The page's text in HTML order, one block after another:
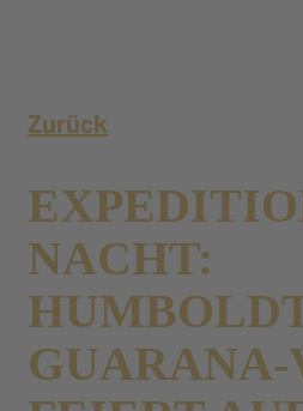
Zurück
NACHT: